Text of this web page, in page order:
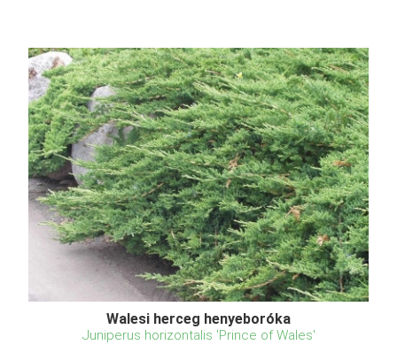
Walesi herceg henyeboróka
Juniperus horizontalis 'Prince of Wales'